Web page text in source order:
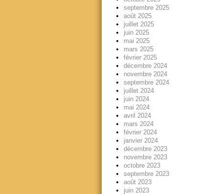
septembre 2025
août 2025
juillet 2025
juin 2025
mai 2025
mars 2025
février 2025
décembre 2024
novembre 2024
septembre 2024
juillet 2024
juin 2024
mai 2024
avril 2024
mars 2024
février 2024
janvier 2024
décembre 2023
novembre 2023
octobre 2023
septembre 2023
août 2023
juin 2023